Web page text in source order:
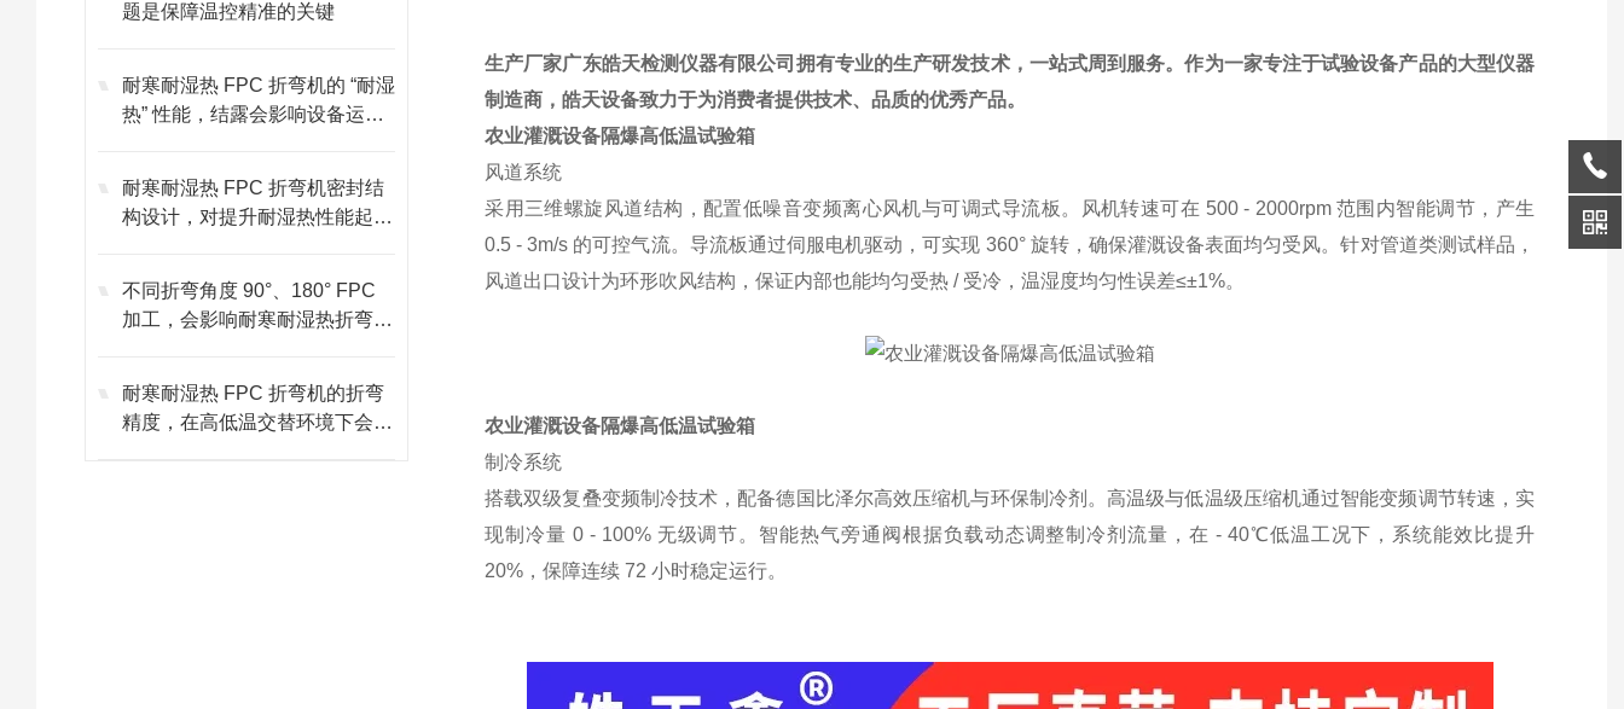
题是保障温控精准的关键
耐寒耐湿热 FPC 折弯机的 “耐湿
热” 性能，结露会影响设备运行
耐寒耐湿热 FPC 折弯机密封结
构设计，对提升耐湿热性能起到
不同折弯角度 90°、180° FPC
加工，会影响耐寒耐湿热折弯机
耐寒耐湿热 FPC 折弯机的折弯
精度，在高低温交替环境下会下
生产厂家广东皓天检测仪器有限公司拥有专业的生产研发技术，一站式周到服务。作为一家专注于试验设备产品的大型仪器
制造商，皓天设备致力于为消费者提供技术、品质的优秀产品。
农业灌溉设备隔爆高低温试验箱
风道系统
采用三维螺旋风道结构，配置低噪音变频离心风机与可调式导流板。风机转速可在 500 - 2000rpm 范围内智能调节，产生
0.5 - 3m/s 的可控气流。导流板通过伺服电机驱动，可实现 360° 旋转，确保灌溉设备表面均匀受风。针对管道类测试样品，
风道出口设计为环形吹风结构，保证内部也能均匀受热 / 受冷，温湿度均匀性误差≤±1%。
农业灌溉设备隔爆高低温试验箱
制冷系统
搭载双级复叠变频制冷技术，配备德国比泽尔高效压缩机与环保制冷剂。高温级与低温级压缩机通过智能变频调节转速，实
现制冷量 0 - 100% 无级调节。智能热气旁通阀根据负载动态调整制冷剂流量，在 - 40℃低温工况下，系统能效比提升
20%，保障连续 72 小时稳定运行。